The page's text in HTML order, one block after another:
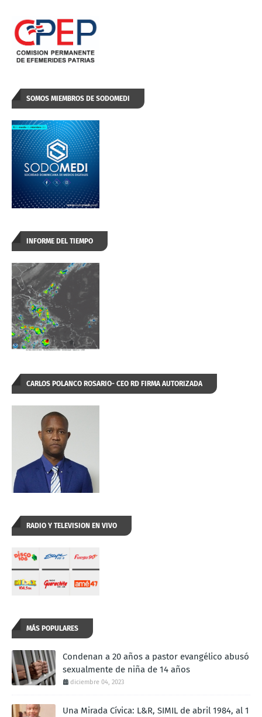
SOMOS MIEMBROS DE SODOMEDI
INFORME DEL TIEMPO
CARLOS POLANCO ROSARIO- CEO RD FIRMA AUTORIZADA
RADIO Y TELEVISION EN VIVO
MÁS POPULARES
Condenan a 20 años a pastor evangélico abusó
sexualmente de niña de 14 años
diciembre 04, 2023
Una Mirada Cívica: L&R, SIMIL de abril 1984, al 1